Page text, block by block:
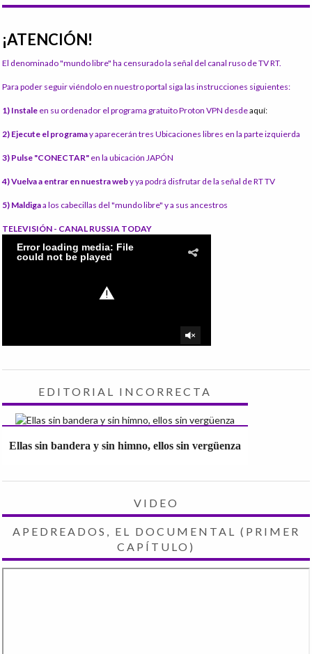
¡ATENCIÓN!
El denominado "mundo libre" ha censurado la señal del canal ruso de TV RT.
Para poder seguir viéndolo en nuestro portal siga las instrucciones siguientes:
1) Instale en su ordenador el programa gratuito Proton VPN desdeaquí:
2) Ejecute el programay aparecerán tres Ubicaciones libres en la parte izquierda
3) Pulse "CONECTAR" en la ubicación JAPÓN
4) Vuelva a entrar en nuestra weby ya podrá disfrutar de la señal de RT TV
5) Maldigaa los cabecillas del "mundo libre" y a sus ancestros
TELEVISIÓN - CANAL RUSSIA TODAY
EDITORIAL INCORRECTA
Ellas sin bandera y sin himno, ellos sin vergüenza
VIDEO
APEDREADOS, EL DOCUMENTAL (PRIMER
CAPÍTULO)